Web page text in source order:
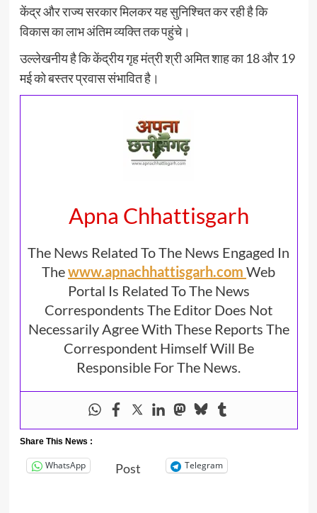
केंद्र और राज्य सरकार मिलकर यह सुनिश्चित कर रही है कि
विकास का लाभ अंतिम व्यक्ति तक पहुंचे।
उल्लेखनीय है कि केंद्रीय गृह मंत्री श्री अमित शाह का 18 और 19
मई को बस्तर प्रवास संभावित है।
Apna Chhattisgarh
The News Related To The News Engaged In
Thewww.apnachhattisgarh.com Web
Portal Is Related To The News
Correspondents The Editor Does Not
Necessarily Agree With These Reports The
Correspondent Himself Will Be
Responsible For The News.
Share This News :
WhatsApp Post Telegram